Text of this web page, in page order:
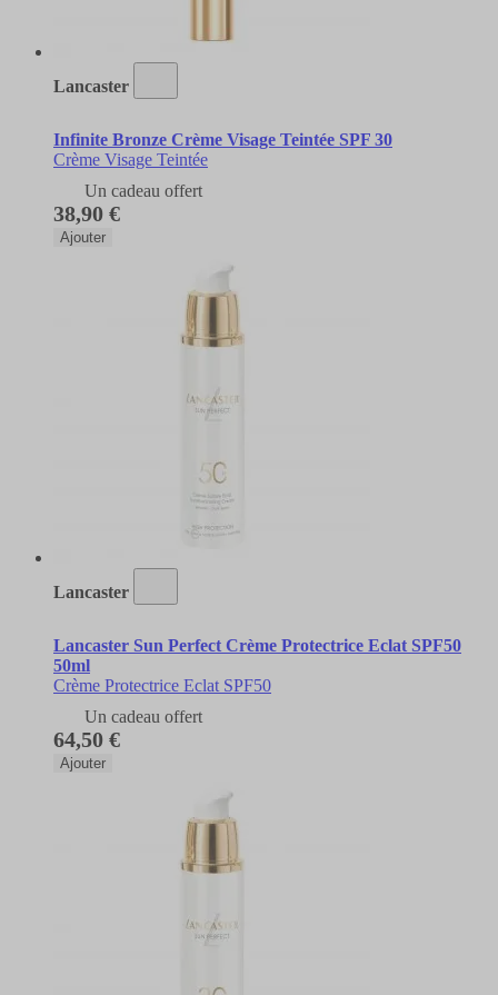
Lancaster
Infinite Bronze Crème Visage Teintée SPF 30
Crème Visage Teintée
Un cadeau offert
38,90 €
Ajouter
Lancaster
Lancaster Sun Perfect Crème Protectrice Eclat SPF50
50ml
Crème Protectrice Eclat SPF50
Un cadeau offert
64,50 €
Ajouter